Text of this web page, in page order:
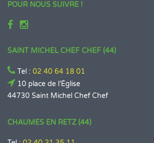
POUR NOUS SUIVRE !
SAINT MICHEL CHEF CHEF (44)
Tel : 02 40 64 18 01
10 place de l’Église
44730 Saint Michel Chef Chef
CHAUMES EN RETZ (44)